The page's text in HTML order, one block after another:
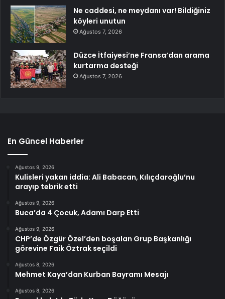
Ne caddesi, ne meydanı var! Bildiğiniz
köyleri unutun
Ağustos 7, 2026
Düzce İtfaiyesi’ne Fransa’dan arama
kurtarma desteği
Ağustos 7, 2026
En Güncel Haberler
Ağustos 9, 2026
Kulisleri yakan iddia: Ali Babacan, Kılıçdaroğlu’nu
arayıp tebrik etti
Ağustos 9, 2026
Buca’da 4 Çocuk, Adamı Darp Etti
Ağustos 9, 2026
CHP’de Özgür Özel’den boşalan Grup Başkanlığı
görevine Faik Öztrak seçildi
Ağustos 8, 2026
Mehmet Kaya’dan Kurban Bayramı Mesajı
Ağustos 8, 2026